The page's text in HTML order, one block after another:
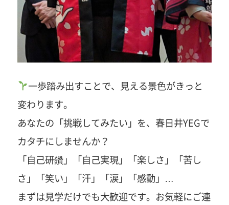
一歩踏み出すことで、見える景色がきっと
変わります。
あなたの「挑戦してみたい」を、春日井YEGで
カタチにしませんか？
「自己研鑽」「自己実現」「楽しさ」「苦し
さ」「笑い」「汗」「涙」「感動」…
まずは見学だけでも大歓迎です。お気軽にご連